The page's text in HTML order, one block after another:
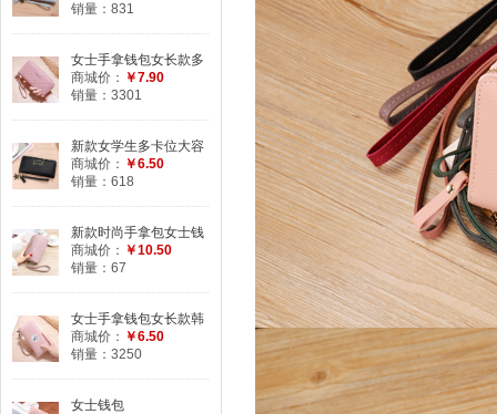
拉链手腕包手机包
销量：831
女士手拿钱包女长款多
功能包韩版学生钱夹时
尚格纹拉链手机包
商城价： ￥7.90
销量：3301
新款女学生多卡位大容
量多功能女士手拿钱包
猫咪青年手机包
商城价： ￥6.50
销量：618
新款时尚手拿包女士钱
包长款零钱包手机包大
容量手抓包女小包
商城价： ￥10.50
销量：67
女士手拿钱包女长款韩
版小清新拉链多功能大
容量时尚手机包皮夹
商城价： ￥6.50
销量：3250
女士钱包